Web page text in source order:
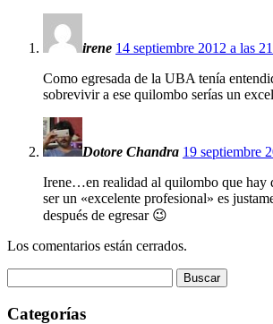
irene 14 septiembre 2012 a las
Como egresada de la UBA tenía
sobrevivir a ese quilombo serías un
Dotore Chandra 19 septiembre
Irene…en realidad al quilombo que hay
ser un «excelente profesional» es
después de egresar 😉
Los comentarios están cerrados.
Categorías